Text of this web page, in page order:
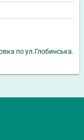
по ул.Глобинська.